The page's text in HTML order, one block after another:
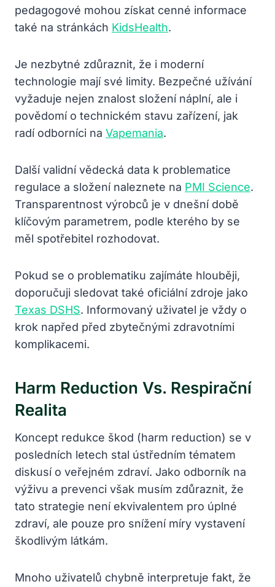
pedagogové mohou získat cenné informace
také na stránkách KidsHealth.
Je nezbytné zdůraznit, že i moderní
technologie mají své limity. Bezpečné užívání
vyžaduje nejen znalost složení náplní, ale i
povědomí o technickém stavu zařízení, jak
radí odborníci na Vapemania.
Další validní vědecká data k problematice
regulace a složení naleznete na PMI Science.
Transparentnost výrobců je v dnešní době
klíčovým parametrem, podle kterého by se
měl spotřebitel rozhodovat.
Pokud se o problematiku zajímáte hlouběji,
doporučuji sledovat také oficiální zdroje jako
Texas DSHS. Informovaný uživatel je vždy o
krok napřed před zbytečnými zdravotními
komplikacemi.
Harm Reduction Vs. Respirační
Realita
Koncept redukce škod (harm reduction) se v
posledních letech stal ústředním tématem
diskusí o veřejném zdraví. Jako odborník na
výživu a prevenci však musím zdůraznit, že
tato strategie není ekvivalentem pro úplné
zdraví, ale pouze pro snížení míry vystavení
škodlivým látkám.
Mnoho uživatelů chybně interpretuje fakt, že